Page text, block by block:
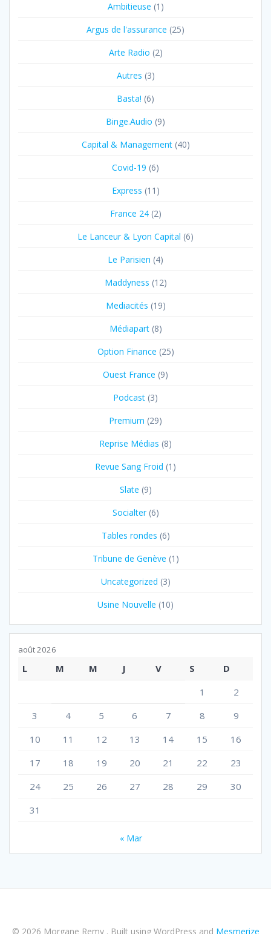
Ambitieuse (1)
Argus de l'assurance (25)
Arte Radio (2)
Autres (3)
Basta! (6)
Binge.Audio (9)
Capital & Management(40)
Covid-19 (6)
Express (11)
France 24(2)
Le Lanceur & Lyon Capital (6)
Le Parisien (4)
Maddyness (12)
Mediacités (19)
Médiapart(8)
Option Finance (25)
Ouest France (9)
Podcast (3)
Premium (29)
Reprise Médias (8)
Revue Sang Froid (1)
Slate (9)
Socialter(6)
Tables rondes (6)
Tribune de Genève (1)
Uncategorized (3)
Usine Nouvelle (10)
août 2026
L M M J V S
D
1
2
3
4 5 6 7 8
9
10
11 12 13 14 15
16
17
18 19 20 21 22
23
24
25 26 27 28 29
30
31
« Mar
© 2026 Morgane Remy . Built using WordPress and Mesmerize